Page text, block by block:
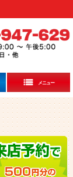
メニュー